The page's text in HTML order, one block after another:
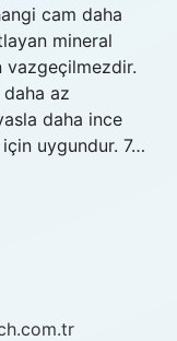
cam daha
mineral
vazgeçilmezdir.
az
daha ince
uygundur. 7…